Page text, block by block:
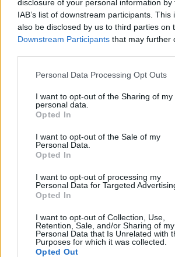
disclosure of your personal information
IAB’s list of downstream participants.
also be disclosed by us to third parties on
Downstream Participants that may further
Personal Data Processing Opt Outs
I want to opt-out of the Sharing of my
personal data.
Opted In
I want to opt-out of the Sale of my
Personal Data.
Opted In
I want to opt-out of processing my
Personal Data for Targeted
Opted In
I want to opt-out of Collection, Use,
Retention, Sale, and/or Sharing of my
Personal Data that Is Unrelated with
Purposes for which it was collected.
Opted Out
Λακωνία: Το τελευταίο
08/08/2026 09:05